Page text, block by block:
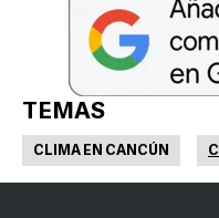
TEMAS
CLIMA EN CANCÚN